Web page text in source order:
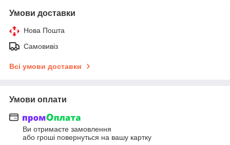
Умови доставки
Нова Пошта
Самовивіз
Всі умови доставки
Умови оплати
Ви отримаєте замовлення
або гроші повернуться на вашу картку